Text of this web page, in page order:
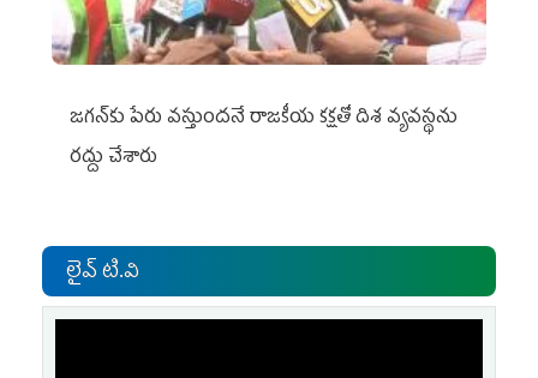
జగన్‌కు పేరు వస్తుందనే రాజకీయ కక్షతో దిశ వ్య‌వ‌స్థ‌ను
రద్దు చేశారు
లైవ్ టి.వి